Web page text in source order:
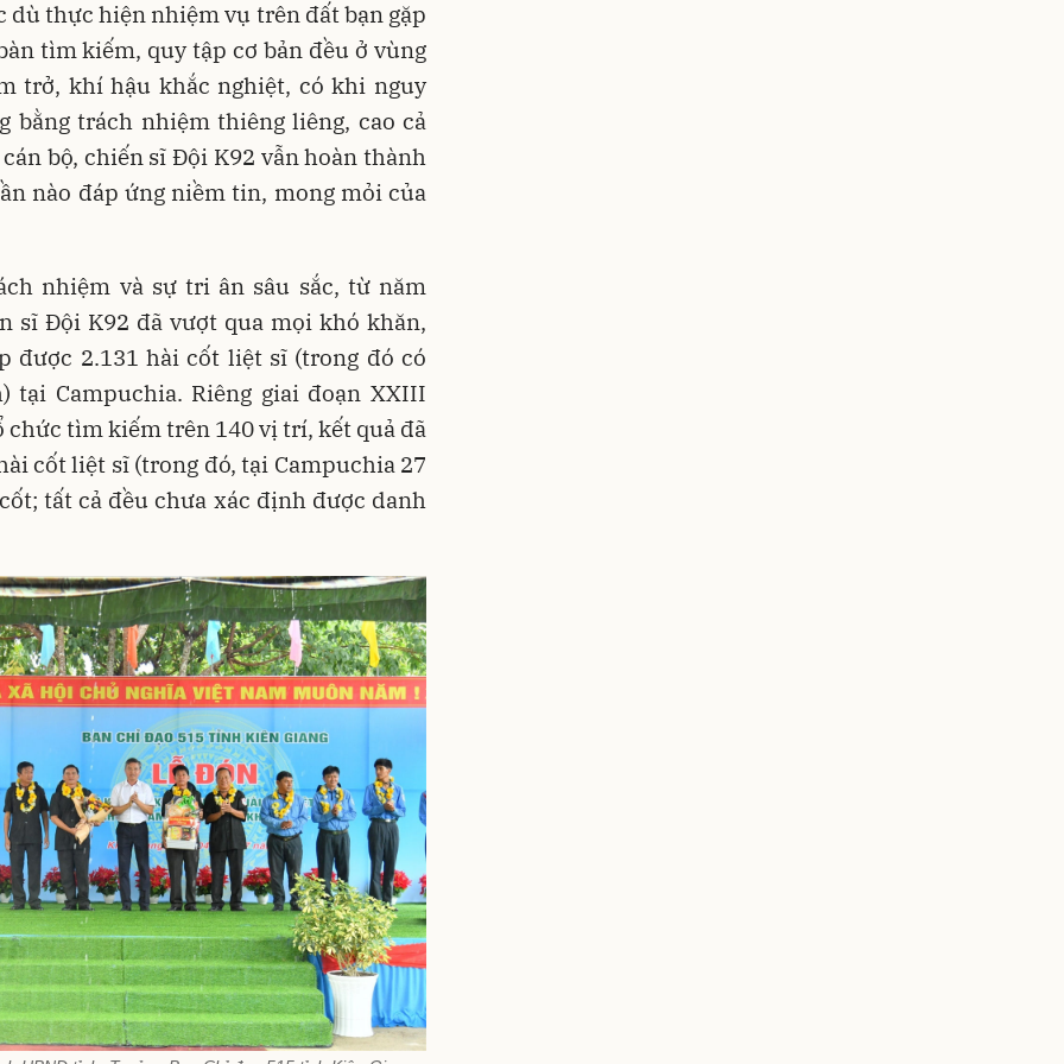
dù thực hiện nhiệm vụ trên đất bạn gặp
tìm kiếm, quy tập cơ bản đều ở vùng
trở, khí hậu khắc nghiệt, có khi nguy
bằng trách nhiệm thiêng liêng, cao cả
bộ, chiến sĩ Đội K92 vẫn hoàn thành
nào đáp ứng niềm tin, mong mỏi của
nhiệm và sự tri ân sâu sắc, từ năm
sĩ Đội K92 đã vượt qua mọi khó khăn,
được 2.131 hài cốt liệt sĩ (trong đó có
Campuchia. Riêng giai đoạn XXIII
chức tìm kiếm trên 140 vị trí, kết quả đã
cốt liệt sĩ (trong đó, tại Campuchia 27
tất cả đều chưa xác định được danh